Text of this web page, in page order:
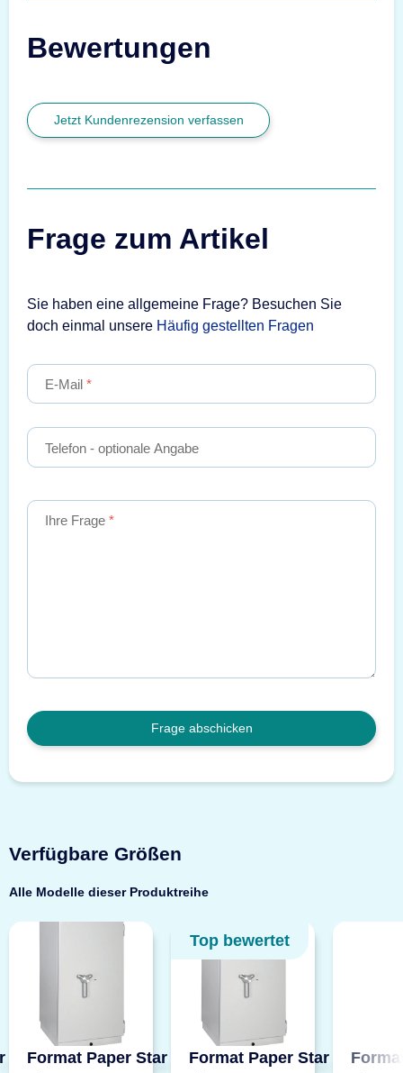
Bewertungen
Jetzt Kundenrezension verfassen
Frage zum Artikel
Sie haben eine allgemeine Frage? Besuchen Sie
doch einmal unsere Häufig gestellten Fragen
E-Mail
Telefon - optionale Angabe
Ihre Frage
Frage abschicken
Verfügbare Größen
Alle Modelle dieser Produktreihe
Format Paper Star
Top bewertet
Format Paper Star